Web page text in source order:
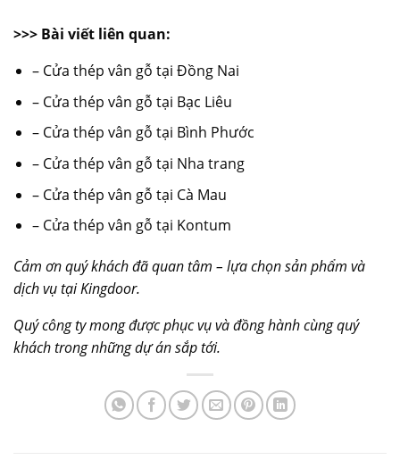
>>> Bài viết liên quan:
– Cửa thép vân gỗ tại Đồng Nai
– Cửa thép vân gỗ tại Bạc Liêu
– Cửa thép vân gỗ tại Bình Phước
– Cửa thép vân gỗ tại Nha trang
– Cửa thép vân gỗ tại Cà Mau
– Cửa thép vân gỗ tại Kontum
Cảm ơn quý khách đã quan tâm – lựa chọn sản phẩm và
dịch vụ tại Kingdoor.
Quý công ty mong được phục vụ và đồng hành cùng quý
khách trong những dự án sắp tới.